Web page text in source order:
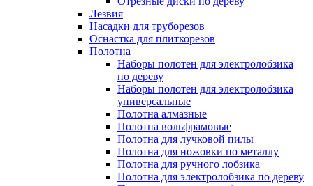
Лезвия
Насадки для труборезов
Оснастка для плиткорезов
Полотна
Наборы полотен для электролобзика
по дереву
Наборы полотен для электролобзика
универсальные
Полотна алмазные
Полотна вольфрамовые
Полотна для лучковой пилы
Полотна для ножовки по металлу
Полотна для ручного лобзика
Полотна для электролобзика по дереву